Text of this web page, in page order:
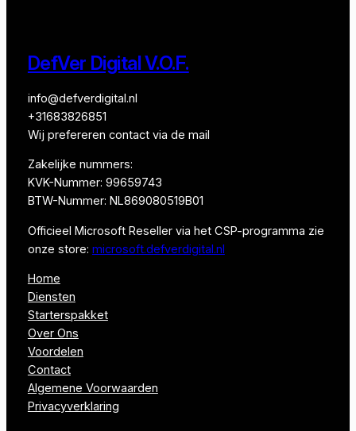
DefVer Digital V.O.F.
info@defverdigital.nl
+31683826851
Wij prefereren contact via de mail
Zakelijke nummers:
KVK-Nummer: 99659743
BTW-Nummer: NL869080519B01
Officieel Microsoft Reseller via het CSP-programma zie
onze store: microsoft.defverdigital.nl
Home
Diensten
Starterspakket
Over Ons
Voordelen
Contact
Algemene Voorwaarden
Privacyverklaring